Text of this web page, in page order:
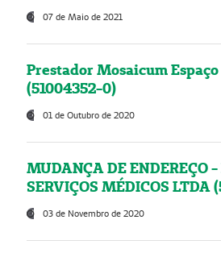
07 de Maio de 2021
Prestador Mosaicum
(51004352-0)
01 de Outubro de 2020
MUDANÇA DE ENDEREÇO
SERVIÇOS MÉDICOS LTDA
03 de Novembro de 2020